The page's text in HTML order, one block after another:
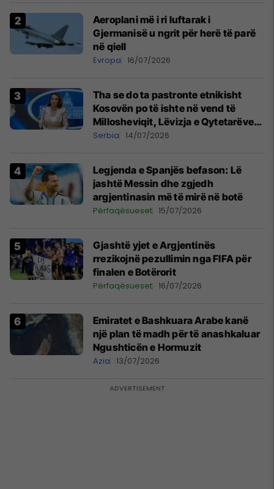
Aeroplani më i ri luftarak i
Gjermanisë u ngrit për herë të parë
në qiell
Evropa 16/07/2026
Tha se do ta pastronte etnikisht
Kosovën po të ishte në vend të
Millosheviqit, Lëvizja e Qytetarëve
të Lirë në Serbi kërkon shkarkimin e
Serbia 14/07/2026
Legjenda e Spanjës befason: Lë
jashtë Messin dhe zgjedh
argjentinasin më të mirë në botë
Përfaqësueset 15/07/2026
Gjashtë yjet e Argjentinës
rrezikojnë pezullimin nga FIFA për
finalen e Botërorit
Përfaqësueset 16/07/2026
Emiratet e Bashkuara Arabe kanë
një plan të madh për të anashkaluar
Ngushticën e Hormuzit
Azia 13/07/2026